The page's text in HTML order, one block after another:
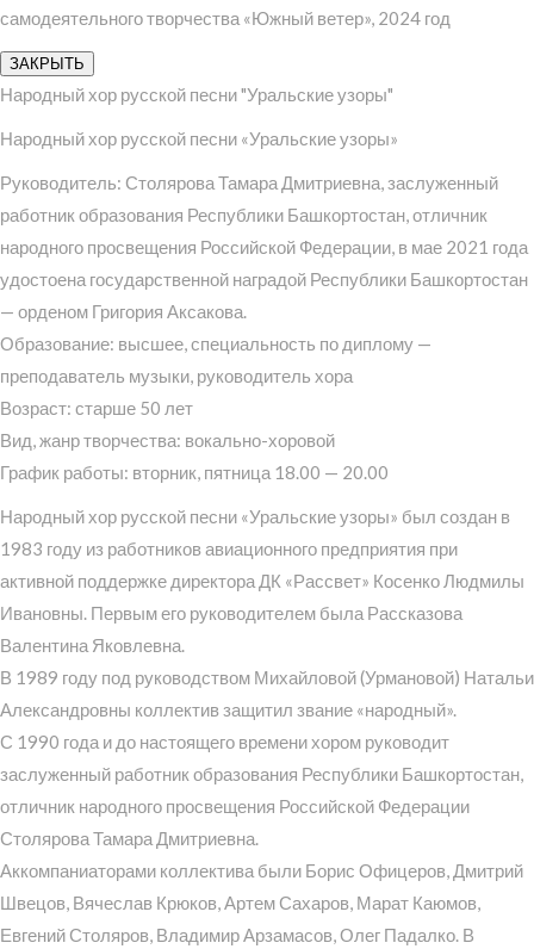
самодеятельного творчества «Южный ветер», 2024 год
ЗАКРЫТЬ
Народный хор русской песни "Уральские узоры"
Народный хор русской песни «Уральские узоры»
Руководитель: Столярова Тамара Дмитриевна, заслуженный
работник образования Республики Башкортостан, отличник
народного просвещения Российской Федерации, в мае 2021 года
удостоена государственной наградой Республики Башкортостан
— орденом Григория Аксакова.
Образование: высшее, специальность по диплому —
преподаватель музыки, руководитель хора
Возраст: старше 50 лет
Вид, жанр творчества: вокально-хоровой
График работы: вторник, пятница 18.00 — 20.00
Народный хор русской песни «Уральские узоры» был создан в
1983 году из работников авиационного предприятия при
активной поддержке директора ДК «Рассвет» Косенко Людмилы
Ивановны. Первым его руководителем была Рассказова
Валентина Яковлевна.
В 1989 году под руководством Михайловой (Урмановой) Натальи
Александровны коллектив защитил звание «народный».
С 1990 года и до настоящего времени хором руководит
заслуженный работник образования Республики Башкортостан,
отличник народного просвещения Российской Федерации
Столярова Тамара Дмитриевна.
Аккомпаниаторами коллектива были Борис Офицеров, Дмитрий
Швецов, Вячеслав Крюков, Артем Сахаров, Марат Каюмов,
Евгений Столяров, Владимир Арзамасов, Олег Падалко. В